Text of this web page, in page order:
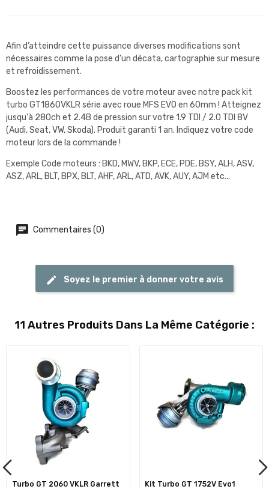
Afin d’atteindre cette puissance diverses modifications sont
nécessaires comme la pose d'un décata, cartographie sur mesure
et refroidissement.
Boostez les performances de votre moteur avec notre pack kit
turbo GT1860VKLR série avec roue MFS EVO en 60mm ! Atteignez
jusqu'à 280ch et 2.4B de pression sur votre 1.9 TDI / 2.0 TDI 8V
(Audi, Seat, VW, Skoda). Produit garanti 1 an. Indiquez votre code
moteur lors de la commande !
Exemple Code moteurs : BKD, MWV, BKP, ECE, PDE, BSY, ALH, ASV,
ASZ, ARL, BLT, BPX, BLT, AHF, ARL, ATD, AVK, AUY, AJM etc...
Commentaires (0)
Soyez le premier à donner votre avis
11 Autres Produits Dans La Même Catégorie :
Turbo GT 2060 VKLR Garrett
Kit Turbo GT 1752V Evo1